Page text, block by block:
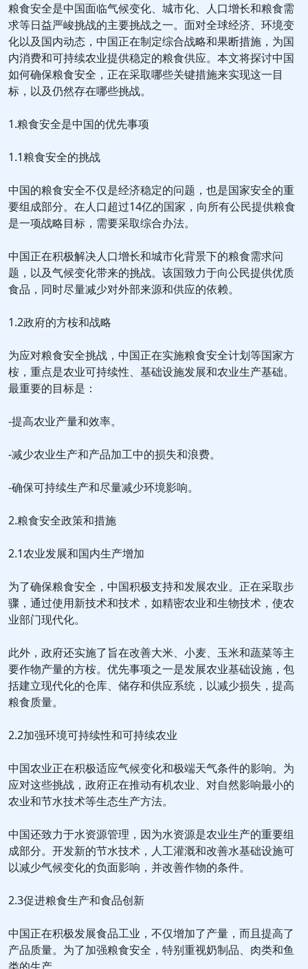
粮食安全是中国面临气候变化、城市化、人口增长和粮食需
求等日益严峻挑战的主要挑战之一。面对全球经济、环境变
化以及国内动态，中国正在制定综合战略和果断措施，为国
内消费和可持续农业提供稳定的粮食供应。本文将探讨中国
如何确保粮食安全，正在采取哪些关键措施来实现这一目
标，以及仍然存在哪些挑战。
1.粮食安全是中国的优先事项
1.1粮食安全的挑战
中国的粮食安全不仅是经济稳定的问题，也是国家安全的重
要组成部分。在人口超过14亿的国家，向所有公民提供粮食
是一项战略目标，需要采取综合办法。
中国正在积极解决人口增长和城市化背景下的粮食需求问
题，以及气候变化带来的挑战。该国致力于向公民提供优质
食品，同时尽量减少对外部来源和供应的依赖。
1.2政府的方桉和战略
为应对粮食安全挑战，中国正在实施粮食安全计划等国家方
桉，重点是农业可持续性、基础设施发展和农业生产基础。
最重要的目标是：
-提高农业产量和效率。
-减少农业生产和产品加工中的损失和浪费。
-确保可持续生产和尽量减少环境影响。
2.粮食安全政策和措施
2.1农业发展和国内生产增加
为了确保粮食安全，中国积极支持和发展农业。正在采取步
骤，通过使用新技术和技术，如精密农业和生物技术，使农
业部门现代化。
此外，政府还实施了旨在改善大米、小麦、玉米和蔬菜等主
要作物产量的方桉。优先事项之一是发展农业基础设施，包
括建立现代化的仓库、储存和供应系统，以减少损失，提高
粮食质量。
2.2加强环境可持续性和可持续农业
中国农业正在积极适应气候变化和极端天气条件的影响。为
应对这些挑战，政府正在推动有机农业、对自然影响最小的
农业和节水技术等生态生产方法。
中国还致力于水资源管理，因为水资源是农业生产的重要组
成部分。开发新的节水技术，人工灌溉和改善水基础设施可
以减少气候变化的负面影响，并改善作物的条件。
2.3促进粮食生产和食品创新
中国正在积极发展食品工业，不仅增加了产量，而且提高了
产品质量。为了加强粮食安全，特别重视奶制品、肉类和鱼